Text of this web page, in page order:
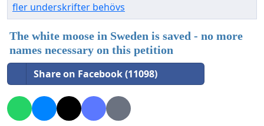
fler underskrifter behövs
The white moose in Sweden is saved - no more
names necessary on this petition
Share on Facebook (11098)